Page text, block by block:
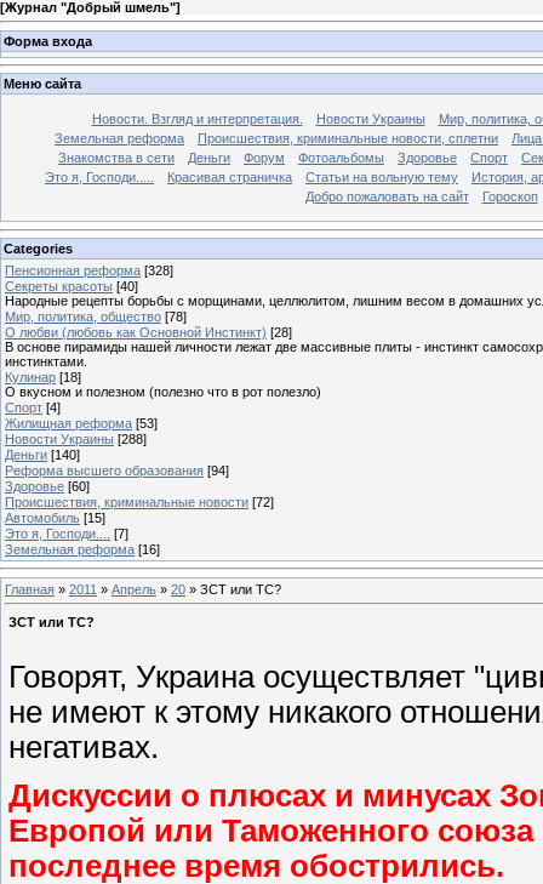
[Журнал "Добрый шмель"]
Форма входа
Меню сайта
Новости. Взгляд и интерпретация. Новости Украины
Мир, политика,
Земельная реформа
Происшествия, криминальные новости, сплетни
Лица
Знакомства в сети
Деньги Форум Фотоальбомы Здоровье Спорт
Это я, Господи.....
Красивая страничка Статьи на вольную тему
История,
Добро пожаловать на сайт
Гороскоп
Categories
Пенсионная реформа [328]
Секреты красоты [40]
Народные рецепты борьбы с морщинами, целлюлитом, лишним весом в домашних
Мир, политика, общество [78]
О любви (любовь как Основной Инстинкт) [28]
В основе пирамиды нашей личности лежат две массивные плиты - инстинкт
инстинктами.
Кулинар [18]
О вкусном и полезном (полезно что в рот полезло)
Спорт [4]
Жилищная реформа [53]
Новости Украины [288]
Деньги [140]
Реформа высшего образования [94]
Здоровье [60]
Происшествия, криминальные новости [72]
Автомобиль [15]
Это я, Господи....
[7]
Земельная реформа [16]
Главная » 2011 » Апрель » 20 » ЗСТ или ТС?
ЗСТ или ТС?
Говорят, Украина осуществляет
не имеют к этому никакого
негативах.
Дискуссии о плюсах и минусах
Европой или Таможенного союза
последнее время обострились.